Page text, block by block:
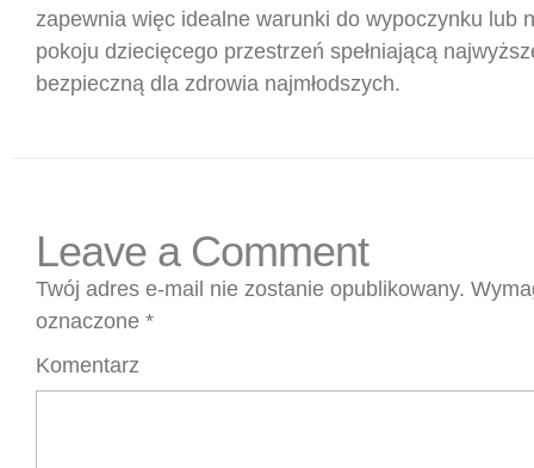
zapewnia więc idealne warunki do wypoczynku lub
pokoju dziecięcego przestrzeń spełniającą
bezpieczną dla zdrowia najmłodszych.
Leave a Comment
Twój adres e-mail nie zostanie opublikowany.
oznaczone *
Komentarz